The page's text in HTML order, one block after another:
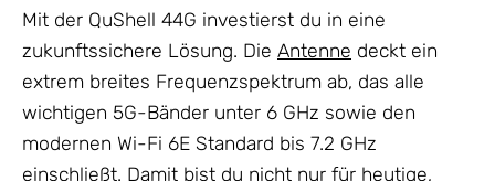
Mit der QuShell 44G investierst du in eine
zukunftssichere Lösung. Die Antenne deckt ein
extrem breites Frequenzspektrum ab, das alle
wichtigen 5G-Bänder unter 6 GHz sowie den
modernen Wi-Fi 6E Standard bis 7.2 GHz
einschließt. Damit bist du nicht nur für heutige,